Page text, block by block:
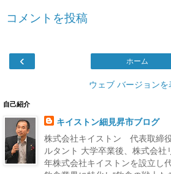
コメントを投稿
‹ ホーム
ウェブ バージョンを
自己紹介
キイストン細見昇市ブログ
株式会社キイストン 代表取締
ルタント 大学卒業後、株式会社
年株式会社キイストンを設立し